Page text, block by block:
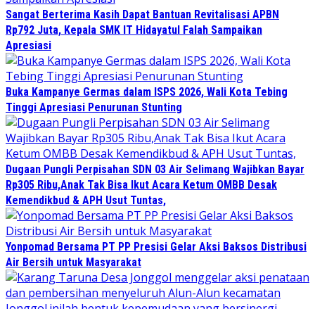
Sangat Berterima Kasih Dapat Bantuan Revitalisasi APBN
Rp792 Juta, Kepala SMK IT Hidayatul Falah Sampaikan
Apresiasi
Buka Kampanye Germas dalam ISPS 2026, Wali Kota Tebing
Tinggi Apresiasi Penurunan Stunting
Dugaan Pungli Perpisahan SDN 03 Air Selimang Wajibkan Bayar
Rp305 Ribu,Anak Tak Bisa Ikut Acara Ketum OMBB Desak
Kemendikbud & APH Usut Tuntas,
Yonpomad Bersama PT PP Presisi Gelar Aksi Baksos Distribusi
Air Bersih untuk Masyarakat